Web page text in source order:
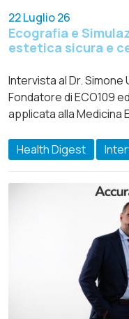
22 Luglio 26
Ecografia e
estetica sicura e
Intervista al Dr.
Fondatore di ECO109
applicata alla Medicina
Health Digest